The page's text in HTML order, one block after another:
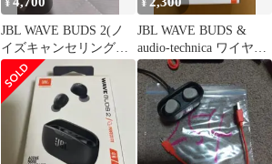
JBL WAVE BUDS 2(ノ
イズキャンセリング搭
載)
JBL WAVE BUDS &
audio-technica ワイヤレ
スセット